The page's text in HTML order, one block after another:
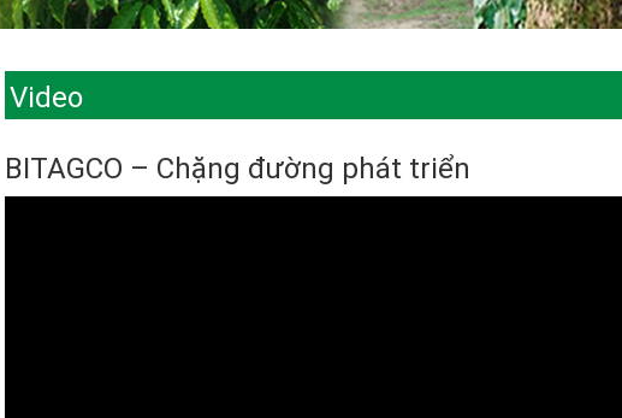
Video
BITAGCO – Chặng đường phát triển